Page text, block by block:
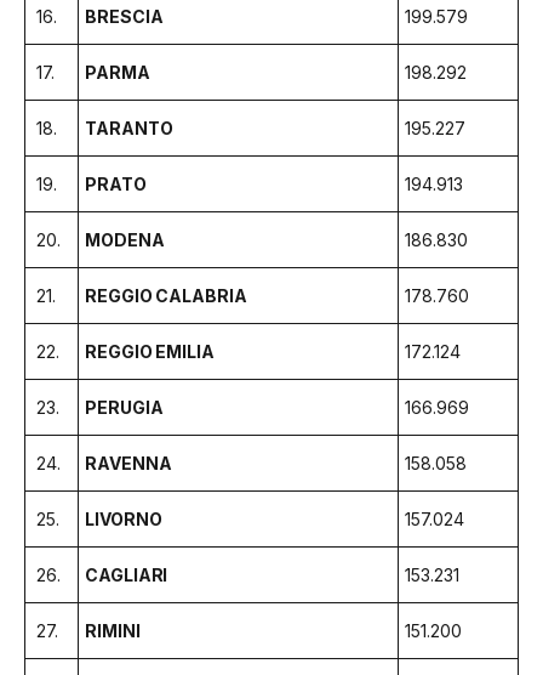
16. BRESCIA 199.579
17. PARMA 198.292
18. TARANTO 195.227
19. PRATO 194.913
20. MODENA 186.830
21. REGGIO CALABRIA 178.760
22. REGGIO EMILIA 172.124
23. PERUGIA 166.969
24. RAVENNA 158.058
25. LIVORNO 157.024
26. CAGLIARI 153.231
27. RIMINI 151.200